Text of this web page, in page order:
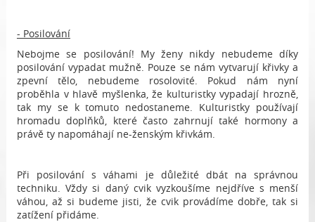
- Posilování
Nebojme se posilování! My ženy nikdy nebudeme díky
posilování vypadat mužně. Pouze se nám vytvarují křivky a
zpevní tělo, nebudeme rosolovité. Pokud nám nyní
proběhla v hlavě myšlenka, že kulturistky vypadají hrozně,
tak my se k tomuto nedostaneme. Kulturistky používají
hromadu doplňků, které často zahrnují také hormony a
právě ty napomáhají ne-ženským křivkám.
Při posilování s váhami je důležité dbát na správnou
techniku. Vždy si daný cvik vyzkoušíme nejdříve s menší
váhou, až si budeme jisti, že cvik provádíme dobře, tak si
zatížení přidáme.